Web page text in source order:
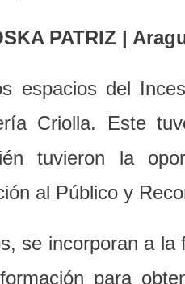
PATRIZ |
espacios del
Criolla. Este
tuvieron la
al Público y
se incorporan a
para